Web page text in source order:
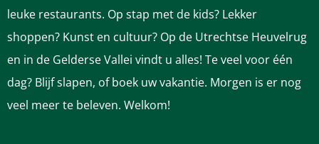
a
o
p
F
a
a
o
p
P
i
a
o
p
L
i
a
o
p
e
-
a
o
p
W
h
leuke restaurants. Op stap met de kids? Lekker
shoppen? Kunst en cultuur? Op de Utrechtse Heuvelrug
en in de Gelderse Vallei vindt u alles! Te veel voor één
dag? Blijf slapen, of boek uw vakantie. Morgen is er nog
veel meer te beleven. Welkom!